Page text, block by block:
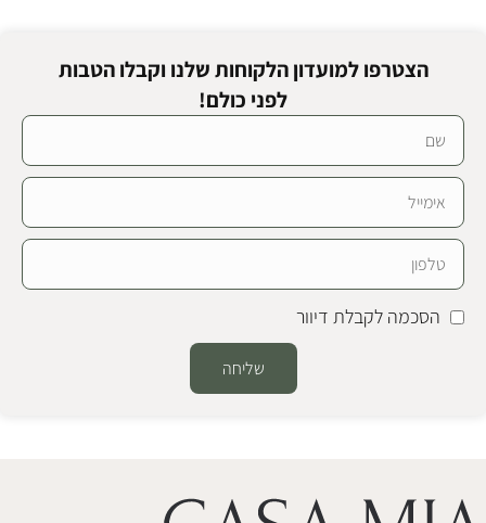
הצטרפו למועדון הלקוחות שלנו וקבלו הטבות
לפני כולם!
הסכמה לקבלת דיוור
שליחה